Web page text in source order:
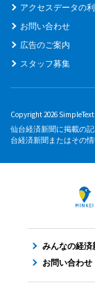
アクセスデータの
お問い合わせ
広告のご案内
スタッフ募集
Copyright 2026
仙台経済新聞に掲載の
台経済新聞またはその
みんなの経済
お問い合わせ